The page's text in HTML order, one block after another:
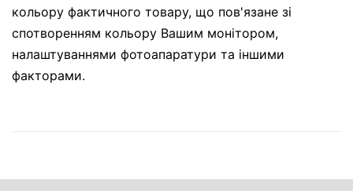
кольору фактичного товару, що пов'язане зі
спотворенням кольору Вашим монітором,
налаштуваннями фотоапаратури та іншими
факторами.